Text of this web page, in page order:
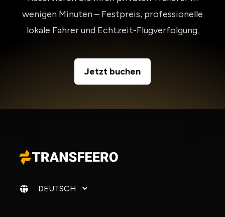
wenigen Minuten – Festpreis, professionelle
lokale Fahrer und Echtzeit-Flugverfolgung.
Jetzt buchen
Sprache ändern